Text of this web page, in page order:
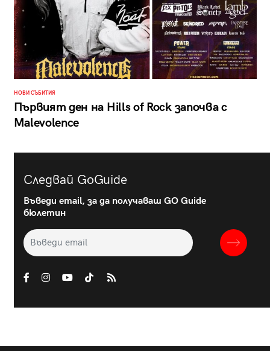
НОВИ СЪБИТИЯ
Първият ден на Hills of Rock започва с
Malevolence
Следвай GoGuide
Въведи email, за да получаваш GO Guide
бюлетин